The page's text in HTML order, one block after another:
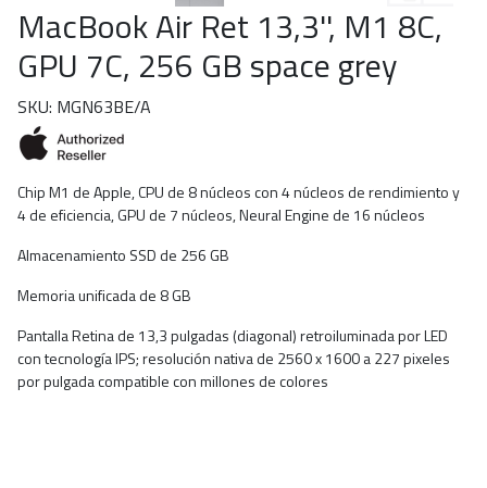
MacBook Air Ret 13,3'', M1 8C,
GPU 7C, 256 GB space grey
SKU: MGN63BE/A
Chip M1 de Apple, CPU de 8 núcleos con 4 núcleos de rendimiento y
4 de eficiencia, GPU de 7 núcleos, Neural Engine de 16 núcleos
Almacenamiento SSD de 256 GB
Memoria unificada de 8 GB
Pantalla Retina de 13,3 pulgadas (diagonal) retroiluminada por LED
con tecnología IPS; resolución nativa de 2560 x 1600 a 227 pixeles
por pulgada compatible con millones de colores